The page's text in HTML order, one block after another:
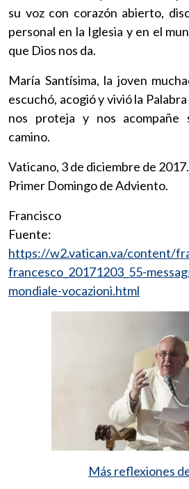
su voz con corazón abierto,
personal en la Iglesia y en el
que Dios nos da.
María Santísima, la joven
escuchó, acogió y vivió la
nos proteja y nos acompañe
camino.
Vaticano, 3 de diciembre de 2017.
Primer Domingo de Adviento.
Francisco
Fuente:
https://w2.vatican.va/content/
francesco_20171203_55-
mondiale-vocazioni.html
Más reflexiones